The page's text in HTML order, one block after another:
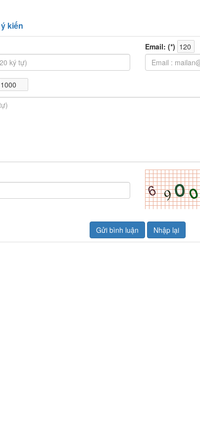
kiến
Email: (*)